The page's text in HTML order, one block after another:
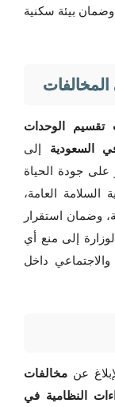
بيئة سكنية
تقسيم الوحدات
السعودية إلى
على جودة الحياة
العامة،
وضمان استقرار
إلى منع أي
داخل
عن مخالفات
النظامية في